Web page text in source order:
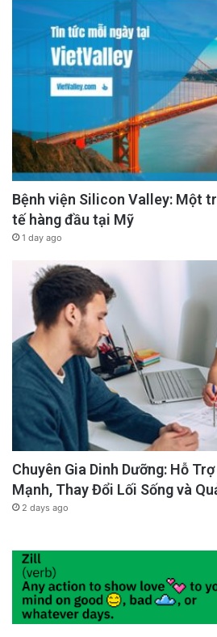
Bệnh viện Silicon Valley: Một
tế hàng đầu tại Mỹ
1 day ago
Chuyên Gia Dinh Dưỡng: Hỗ
Mạnh, Thay Đổi Lối Sống và
2 days ago